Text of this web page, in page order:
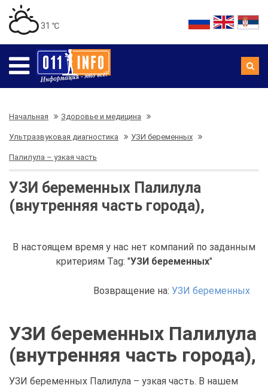
31 ℃
Начальная Здоровье и медицина
Ультразвуковая диагностика УЗИ беременных
Палилула – узкая часть
УЗИ беременных Палилула
(внутренняя часть города),
В настоящем время у нас нет компаний по заданным
критериям Tag: "УЗИ беременных"
Возвращение на: УЗИ беременных
УЗИ беременных Палилула
(внутренняя часть города),
УЗИ беременных Палилула – узкая часть. В нашем